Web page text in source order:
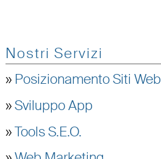
Nostri Servizi
» Posizionamento Siti Web
»Sviluppo App
»Tools S.E.O.